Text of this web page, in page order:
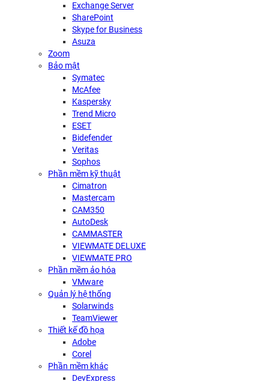
Exchange Server
SharePoint
Skype for Business
Asuza
Zoom
Bảo mật
Symatec
McAfee
Kaspersky
Trend Micro
ESET
Bidefender
Veritas
Sophos
Phần mềm kỹ thuật
Cimatron
Mastercam
CAM350
AutoDesk
CAMMASTER
VIEWMATE DELUXE
VIEWMATE PRO
Phần mềm ảo hóa
VMware
Quản lý hệ thống
Solarwinds
TeamViewer
Thiết kế đồ họa
Adobe
Corel
Phần mềm khác
DevExpress